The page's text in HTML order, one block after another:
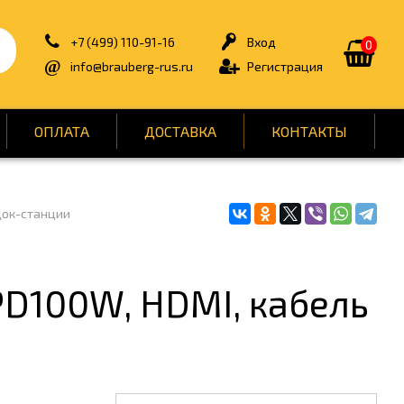
0
Вход
Регистрация
+7 (499) 110-91-16
info@brauberg-rus.ru
ОПЛАТА ДОСТАВКА КОНТАКТЫ
БЫТОВАЯ ТЕХНИКА
КАНЦТОВАРЫ
ОФИС
УПАКОВКА
станции
HDMI, кабель